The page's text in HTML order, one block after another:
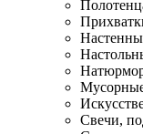
Свечи,